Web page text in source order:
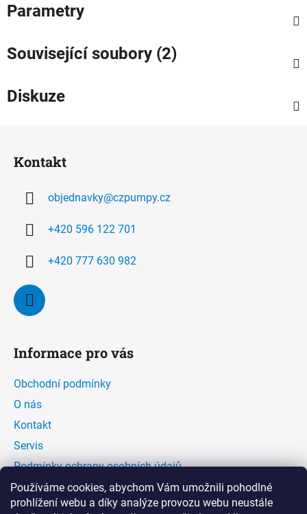
Používáme cookies, abychom Vám umožnili pohodlné
prohlížení webu a díky analýze provozu webu neustále
Parametry
Související soubory (2)
Diskuze
Kontakt
objednavky@czpumpy.cz
+420 596 122 701
+420 777 630 982
Informace pro vás
Obchodní podmínky
O nás
Kontakt
Servis
Podmínky ochrany osobních údajů
Kontaktní formulář